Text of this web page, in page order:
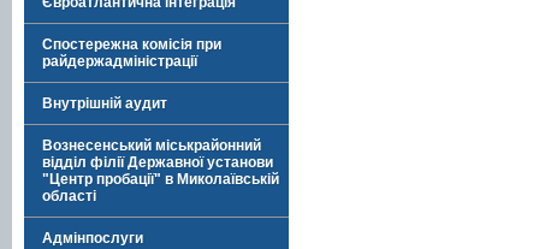
Спостережна комісія при
райдержадміністрації
Внутрішній аудит
Вознесенський міськрайонний
відділ філії Державної установи
"Центр пробації" в Миколаївській
області
Адмінпослуги